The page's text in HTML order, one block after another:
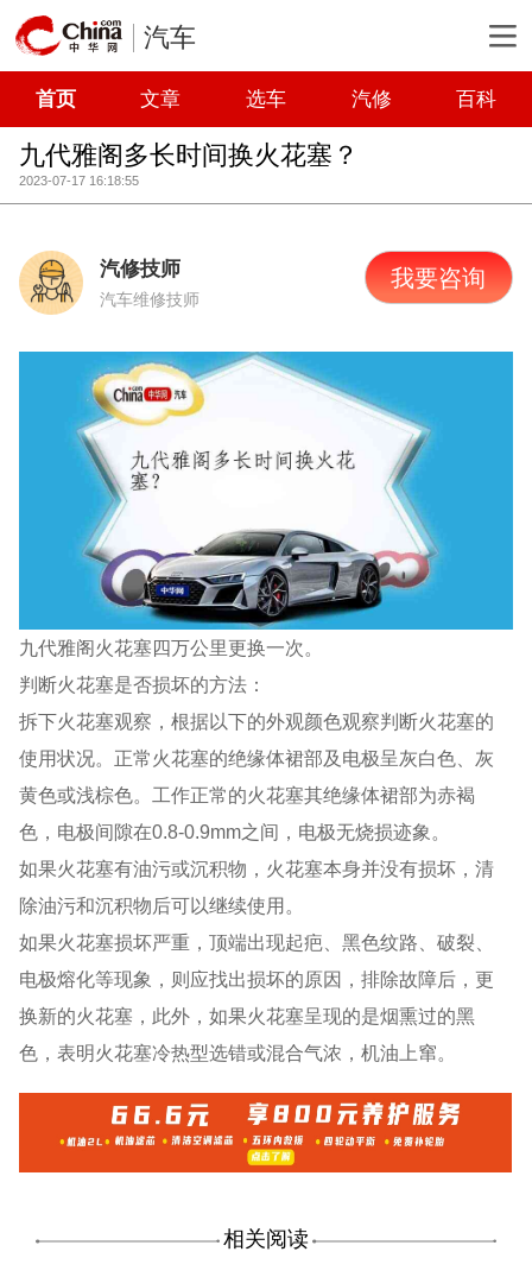
汽车
首页 文章 选车 汽修 百科
九代雅阁多长时间换火花塞？
2023-07-17 16:18:55
汽修技师
汽车维修技师
我要咨询
九代雅阁火花塞四万公里更换一次。
判断火花塞是否损坏的方法：
拆下火花塞观察，根据以下的外观颜色观察判断火花塞的
使用状况。正常火花塞的绝缘体裙部及电极呈灰白色、灰
黄色或浅棕色。工作正常的火花塞其绝缘体裙部为赤褐
色，电极间隙在0.8-0.9mm之间，电极无烧损迹象。
如果火花塞有油污或沉积物，火花塞本身并没有损坏，清
除油污和沉积物后可以继续使用。
如果火花塞损坏严重，顶端出现起疤、黑色纹路、破裂、
电极熔化等现象，则应找出损坏的原因，排除故障后，更
换新的火花塞，此外，如果火花塞呈现的是烟熏过的黑
色，表明火花塞冷热型选错或混合气浓，机油上窜。
相关阅读